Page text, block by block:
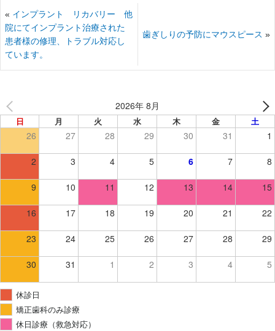
« インプラント リカバリー 他
院にてインプラント治療された
患者様の修理、トラブル対応し
ています。
歯ぎしりの予防にマウスピース »
2026年 8月
日 月 火 水 木 金 土
26 27 28 29 30 31 1
2 3 4 5 6 7 8
9 10 11 12 13 14 15
16 17 18 19 20 21 22
23 24 25 26 27 28 29
30 31 1 2 3 4 5
休診日
矯正歯科のみ診療
休日診療（救急対応）